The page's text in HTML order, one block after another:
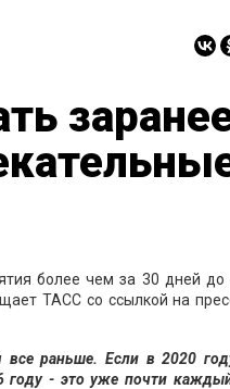
более чем за 30 дней до
ТАСС со ссылкой на
все раньше. Если в 2020
году - это уже почти